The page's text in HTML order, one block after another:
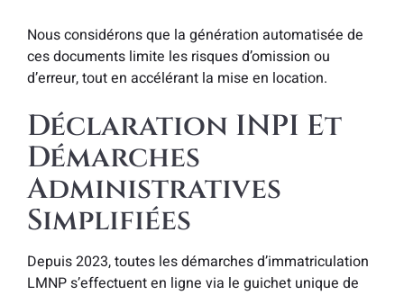
Nous considérons que la génération automatisée de
ces documents limite les risques d’omission ou
d’erreur, tout en accélérant la mise en location.
Déclaration INPI Et
Démarches
Administratives
Simplifiées
Depuis 2023, toutes les démarches d’immatriculation
LMNP s’effectuent en ligne via le guichet unique de